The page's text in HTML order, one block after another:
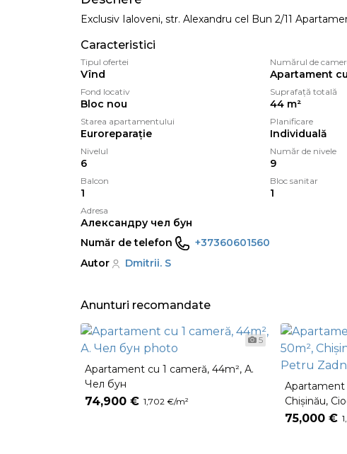
Exclusiv Ialoveni, str. Alexandru cel Bun 2/11
Caracteristici
Tipul ofertei
Vînd
Numărul de
Apartament
Fond locativ
Bloc nou
Suprafață totală
44 m²
Starea apartamentului
Euroreparație
Planificare
Individuală
Nivelul
6
Număr de nivele
9
Balcon
1
Bloc sanitar
1
Adresa
Александру чел бун
Număr de telefon
+37360601560
Autor
Dmitrii. S
Anunturi recomandate
5
Apartament cu 1 cameră, 44m², А.
Чел бун
74,900 € 1,702 €/m²
Apartament
Chișinău,
Zadnipru
75,000 €